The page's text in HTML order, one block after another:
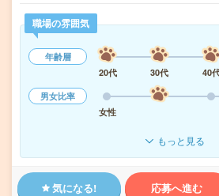
職場の雰囲気
年齢層
20代
30代 40
男女比率
女性
もっと見る
気になる! 応募へ進む